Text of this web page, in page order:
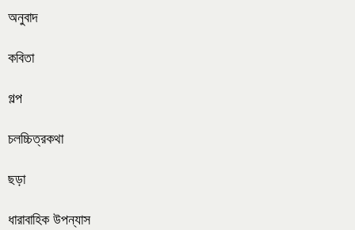
অনুবাদ
কবিতা
গল্প
চলচ্চিত্রকথা
ছড়া
ধারাবাহিক উপন্যাস